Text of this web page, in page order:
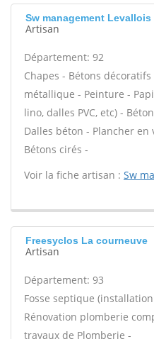
Sw management
Artisan
Département: 92
Chapes - Bétons
métallique - Peinture -
lino, dalles PVC, etc) -
Dalles béton - Plancher
Bétons cirés -
Voir la fiche artisan : Sw
Freesyclos La courneuve
Artisan
Département: 93
Fosse septique
Rénovation plomberie
travaux de Plomberie -